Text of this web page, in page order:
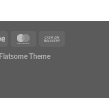
Flatsome Theme